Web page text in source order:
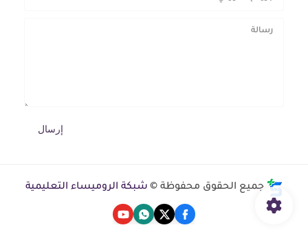
جميع الحقوق محفوظة © شبكة الروميساء التعليمية